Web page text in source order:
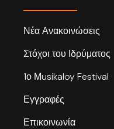
Νέα Ανακοινώσεις
Στόχοι του Ιδρύματος
1ο Μusikaloy Festival
Εγγραφές
Επικοινωνία